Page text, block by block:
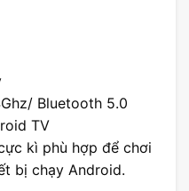
Bluetooth 5.0
TV
kì phù hợp để chơi
bị chạy Android.